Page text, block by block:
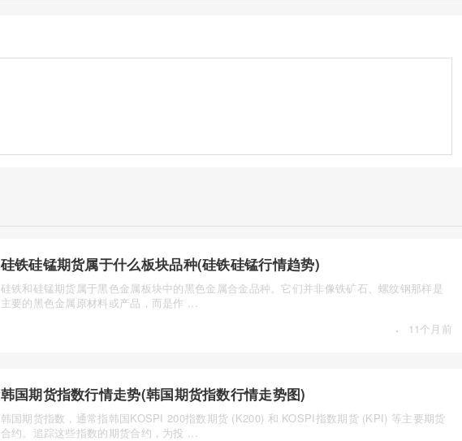
硅铁硅锰期货属于什么板块品种(硅铁硅锰行情趋势)
硅铁和硅锰期货属于黑色金属板块中的黑色金属合金品种。它们并非像铁矿石、螺纹钢那样是
主要的黑色金属原材料或产品，而是作 ...
· 11个月前
韩国期货指数行情走势(韩国期货指数行情走势图)
韩国期货指数，通常指韩国KOSPI 200指数期货 (K200) 和 KOSPI指数期货 (KPI) 等主要期货
合约。追踪这些指数的期货合约，为投 ...